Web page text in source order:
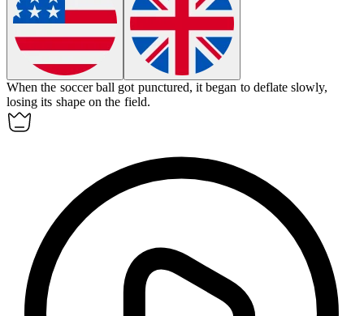
When the soccer ball got punctured, it began to deflate slowly,
losing its shape on the field.